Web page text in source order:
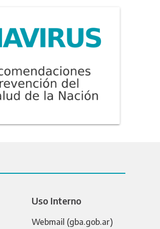
Uso Interno
Webmail (gba.gob.ar)